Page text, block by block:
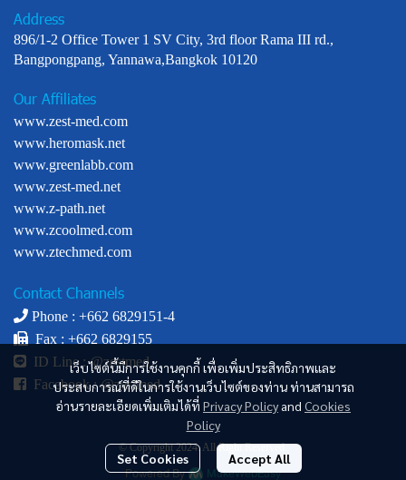
เว็บไซต์นี้มีการใช้งานคุกกี้ เพื่อเพิ่มประสิทธิภาพและ
ประสบการณ์ที่ดีในการใช้งานเว็บไซต์ของท่าน ท่านสามารถ
อ่านรายละเอียดเพิ่มเติมได้ที่ Privacy Policy and Cookies
Policy
Set Cookies Accept All
Address
896/1-2 Office Tower 1 SV City, 3rd floor Rama III rd.,
Bangpongpang, Yannawa,Bangkok 10120
Our Affiliates
www.zest-med.com
www.heromask.net
www.greenlabb.com
www.zest-med.net
www.z-path.net
www.zcoolmed.com
www.ztechmed.com
Contact Channels
Phone : +662 6829151-4
Fax : +662 6829155
ID Line :@zestmed
Facebook :@zestmed
© Copyright 2024. All Right Reserved.
Powered By MakeWebEasy